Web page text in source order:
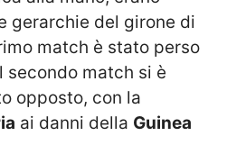
gerarchie del girone di
match è stato perso
secondo match si è
opposto, con la
ai danni della Guinea